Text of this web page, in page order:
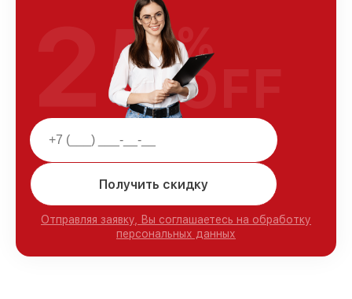
Получить скидку
Отправляя заявку, Вы соглашаетесь на обработку
персональных данных
25%
OFF